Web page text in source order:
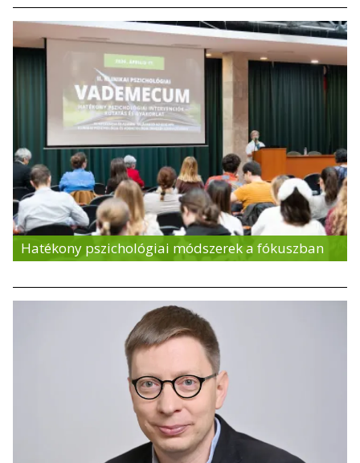
Hatékony pszichológiai módszerek a fókuszban